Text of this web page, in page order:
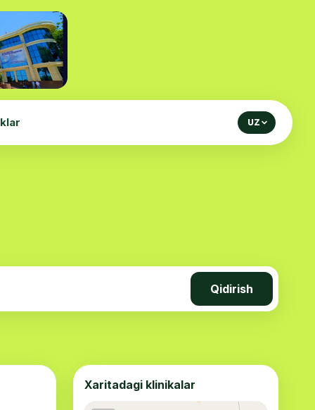
UZ
Qidirish
Xaritadagi klinikalar